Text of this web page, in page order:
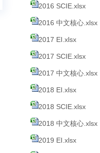
2016 SCIE.xlsx
2016 中文核心.xlsx
2017 EI.xlsx
2017 SCIE.xlsx
2017 中文核心.xlsx
2018 EI.xlsx
2018 SCIE.xlsx
2018 中文核心.xlsx
2019 EI.xlsx